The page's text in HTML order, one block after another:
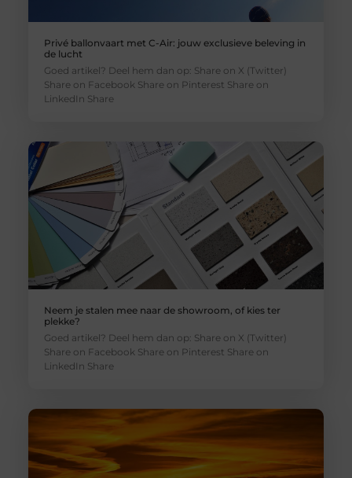
Privé ballonvaart met C-Air: jouw exclusieve beleving in
de lucht
Goed artikel? Deel hem dan op: Share on X (Twitter)
Share on Facebook Share on Pinterest Share on
LinkedIn Share
Neem je stalen mee naar de showroom, of kies ter
plekke?
Goed artikel? Deel hem dan op: Share on X (Twitter)
Share on Facebook Share on Pinterest Share on
LinkedIn Share